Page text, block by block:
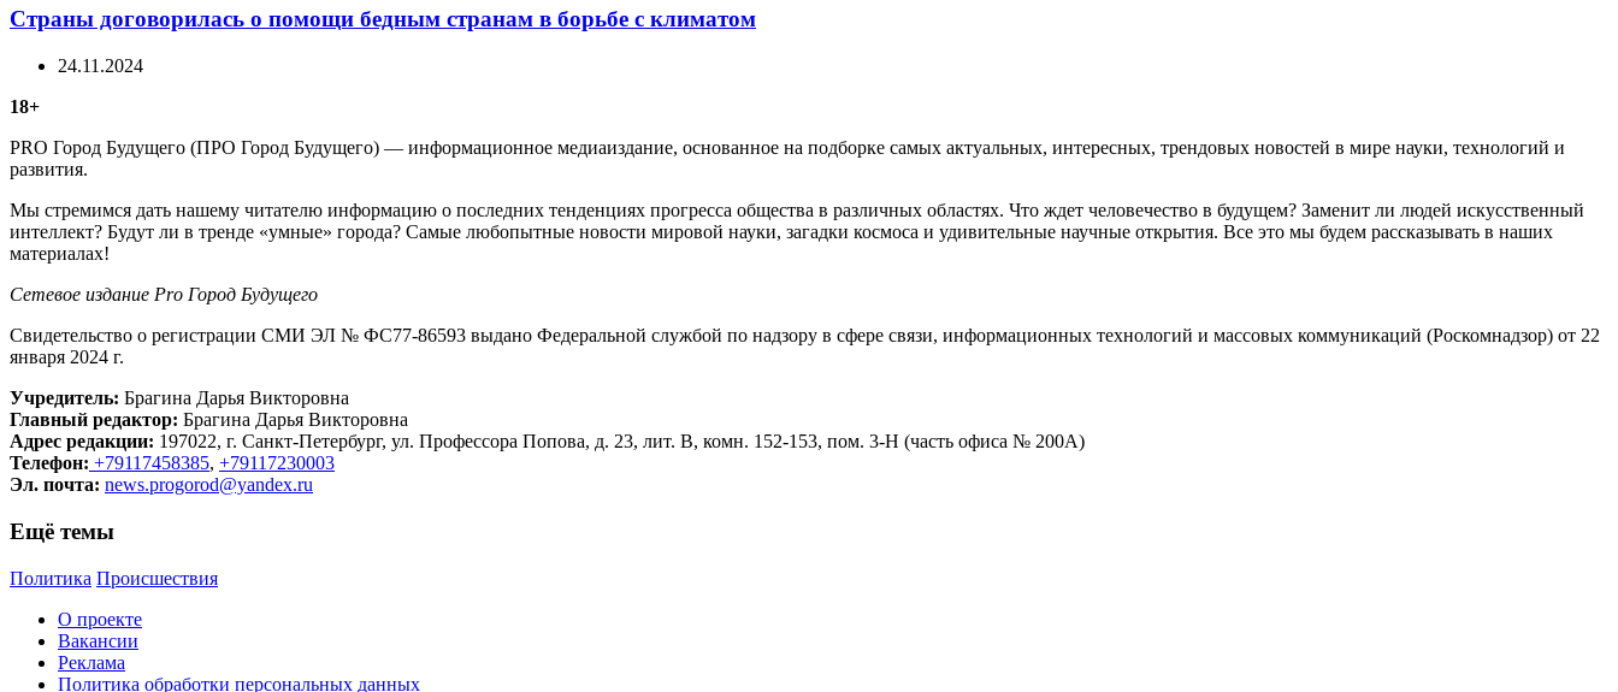
Страны договорилась о помощи бедным странам в борьбе с климатом
24.11.2024
18+
PRO Город Будущего (ПРО Город Будущего) — информационное медиаиздание, основанное на подборке самых актуальных, интересных, трендовых новостей в мире науки, технологий и
развития.
Мы стремимся дать нашему читателю информацию о последних тенденциях прогресса общества в различных областях. Что ждет человечество в будущем? Заменит ли людей искусственный
интеллект? Будут ли в тренде «умные» города? Самые любопытные новости мировой науки, загадки космоса и удивительные научные открытия. Все это мы будем рассказывать в наших
материалах!
Сетевое издание Рrо Город Будущего
Свидетельство о регистрации СМИ ЭЛ № ФС77-86593 выдано Федеральной службой по надзору в сфере связи, информационных технологий и массовых коммуникаций (Роскомнадзор) от 22
января 2024 г.
Учредитель: Брагина Дарья Викторовна
Главный редактор: Брагина Дарья Викторовна
Адрес редакции: 197022, г. Санкт-Петербург, ул. Профессора Попова, д. 23, лит. В, комн. 152-153, пом. 3-Н (часть офиса № 200А)
Телефон: +79117458385, +79117230003
Эл. почта: news.progorod@yandex.ru
Ещё темы
Политика Происшествия
О проекте
Вакансии
Реклама
Политика обработки персональных данных